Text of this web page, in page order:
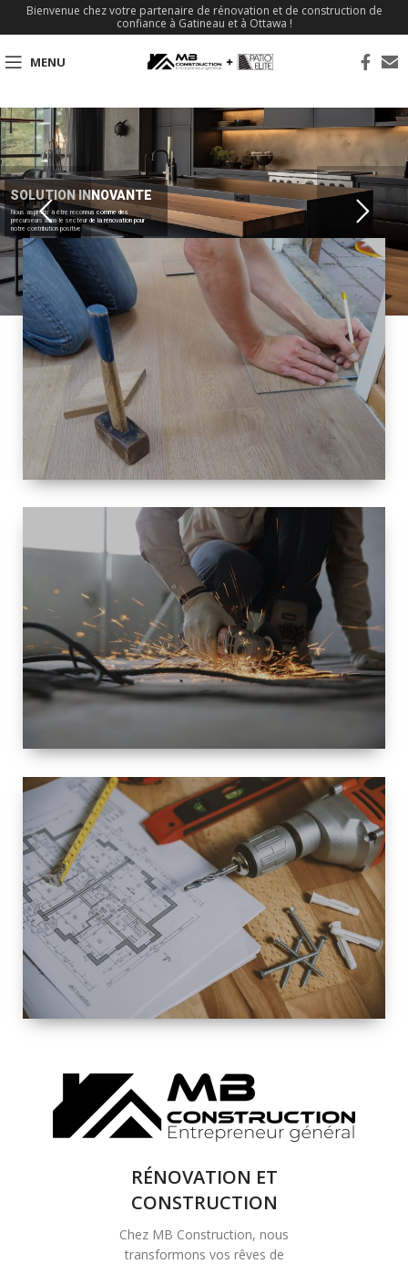
Bienvenue chez votre partenaire de rénovation et de construction de
confiance à Gatineau et à Ottawa !
MENU
SOLUTION INNOVANTE
Nous aspirons à être reconnus comme des
précurseurs dans le secteur de la rénovation pour
notre contribution positive
TAILLE
PETITE À
GRANDE
RÉNOVATION
ESPACE
RÉNOVATION
INTÉRIEURE ET
EXTÉRIEURE
SOLUTIONS DE
RÉNOVATION
COMPLÈTE
RÉNOVATION ET
CONSTRUCTION
Chez MB Construction, nous
transformons vos rêves de